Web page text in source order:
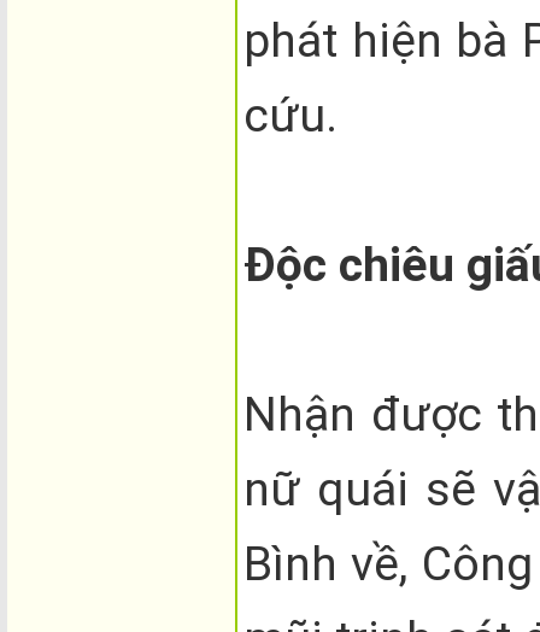
phát hiện bà
cứu.
Độc chiêu
Nhận được
nữ quái sẽ
Bình về,